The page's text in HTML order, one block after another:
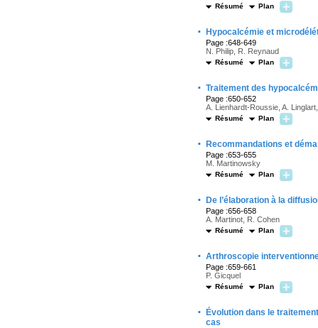
Résumé Plan
· Hypocalcémie et
Page :648-649
N. Philip, R. Reynaud
Résumé Plan
· Traitement des
Page :650-652
A. Lienhardt-Roussie, A.
Résumé Plan
· Recommandations et
Page :653-655
M. Martinowsky
Résumé Plan
· De l’élaboration à la
Page :656-658
A. Martinot, R. Cohen
Résumé Plan
· Arthroscopie
Page :659-661
P. Gicquel
Résumé Plan
·
Évolution dans le
cas